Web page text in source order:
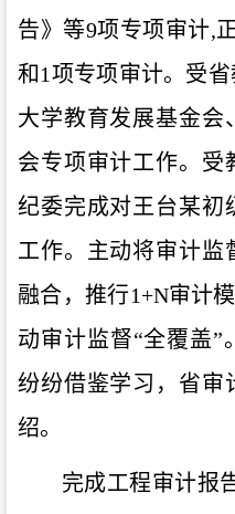
告》等9项专项审计,
和1项专项审计。受
大学教育发展基金会
会专项审计工作。受
纪委完成对王台某初
工作。主动将审计监
融合，推行1+N审计
动审计监督“全覆盖”
纷纷借鉴学习，省审
绍。
完成工程审计报